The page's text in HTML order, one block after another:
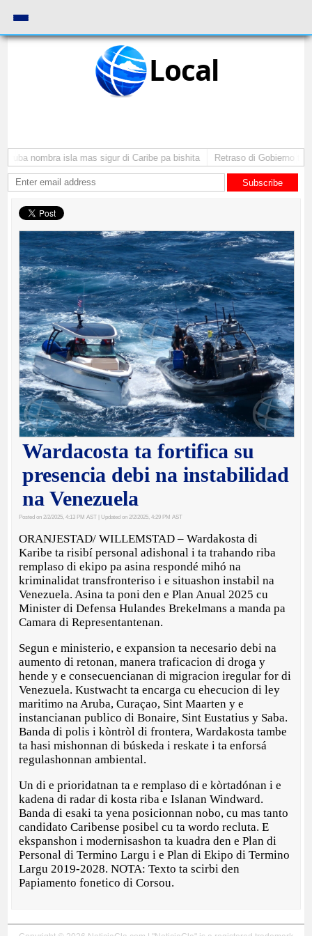
Local
nombra isla mas sigur di Caribe pa bishita Retraso di Gobierno ta
Subscribe
Wardacosta ta fortifica su
presencia debi na instabilidad
na Venezuela
Posted on 2/2/2025, 4:13 PM AST | Updated on 2/2/2025, 4:29 PM AST
ORANJESTAD/ WILLEMSTAD – Wardakosta di
Karibe ta risibí personal adishonal i ta trahando riba
remplaso di ekipo pa asina respondé mihó na
kriminalidat transfronteriso i e situashon instabil na
Venezuela. Asina ta poni den e Plan Anual 2025 cu
Minister di Defensa Hulandes Brekelmans a manda pa
Camara di Representantenan.
Segun e ministerio, e expansion ta necesario debi na
aumento di retonan, manera traficacion di droga y
hende y e consecuencianan di migracion iregular for di
Venezuela. Kustwacht ta encarga cu ehecucion di ley
maritimo na Aruba, Curaçao, Sint Maarten y e
instancianan publico di Bonaire, Sint Eustatius y Saba.
Banda di polis i kòntròl di frontera, Wardakosta tambe
ta hasi mishonnan di búskeda i reskate i ta enforsá
regulashonnan ambiental.
Un di e prioridatnan ta e remplaso di e kòrtadónan i e
kadena di radar di kosta riba e Islanan Windward.
Banda di esaki ta yena posicionnan nobo, cu mas tanto
candidato Caribense posibel cu ta wordo recluta. E
ekspanshon i modernisashon ta kuadra den e Plan di
Personal di Termino Largu i e Plan di Ekipo di Termino
Largu 2019-2028. NOTA: Texto ta scirbi den
Papiamento fonetico di Corsou.